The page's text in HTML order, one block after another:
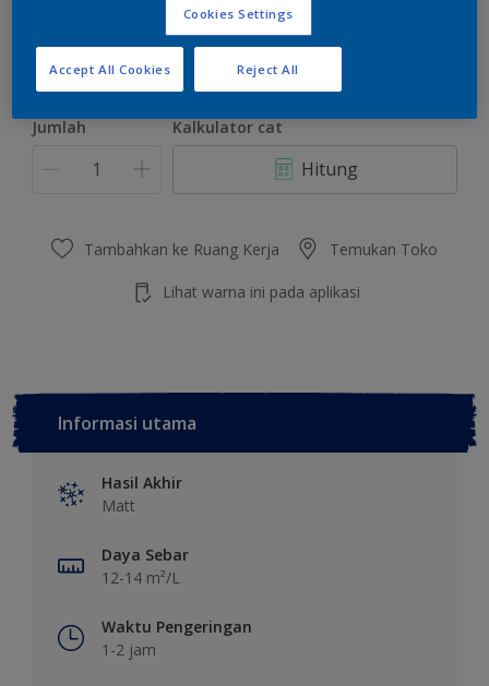
2.5 L
Jumlah Kalkulator cat
Hitung
Tambahkan ke Ruang Kerja Temukan Toko
Lihat warna ini pada aplikasi
Informasi utama
Hasil Akhir
Matt
Daya Sebar
12-14 m²/L
Waktu Pengeringan
1-2 jam
Cookies Settings
Reject All
Accept All Cookies